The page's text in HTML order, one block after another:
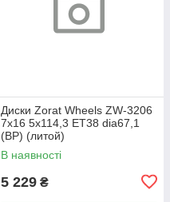
Диски Zorat Wheels ZW-3206
7x16 5x114,3 ET38 dia67,1
(BP) (литой)
В наявності
5 229 ₴